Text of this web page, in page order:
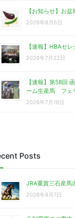
【お知らせ】お
2026年8月5日
【速報】HBAセ
2026年7月22日
【速報】第58回
ーム生産馬 フェ
2026年7月19日
Posts
JRA重賞三石産馬
2026年8月7日